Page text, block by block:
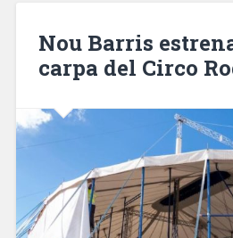
Nou Barris
carpa del Circo